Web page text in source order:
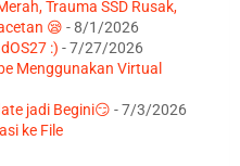
Trauma SSD Rusak,
😪 - 8/1/2026
:) - 7/27/2026
Menggunakan Virtual
jadi Begini😏 - 7/3/2026
ke File